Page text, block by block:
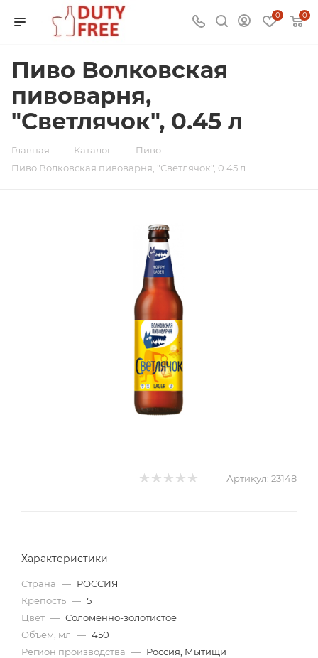
0 0
Пиво Волковская
пивоварня,
"Светлячок", 0.45 л
Главная — Каталог — Пиво —
Пиво Волковская пивоварня, "Светлячок", 0.45 л
Артикул: 23148
Характеристики
Страна — РОССИЯ
Крепость — 5
Цвет — Соломенно-золотистое
Объем, мл — 450
Регион производства — Россия, Мытищи